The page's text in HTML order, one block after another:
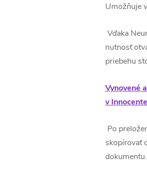
Umožňuje
Vďaka
nutnosť
priebehu
Vynovené
v
Po
skopírovať
dokumentu.